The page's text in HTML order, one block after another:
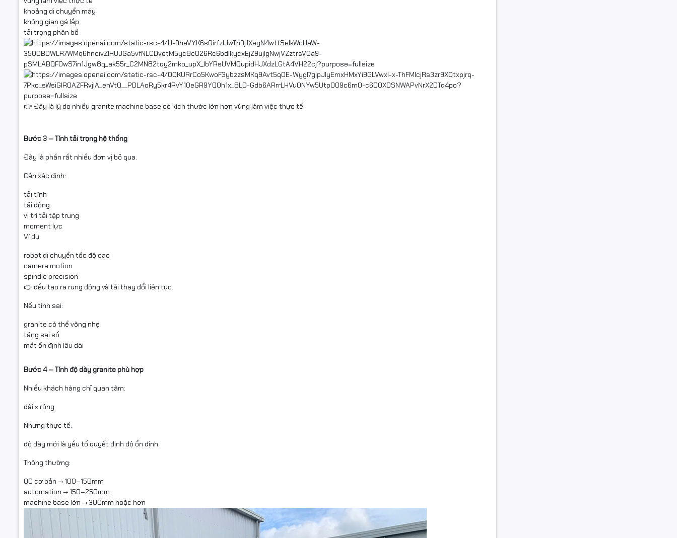
khoảng di chuyển máy
không gian gá lắp
tải trọng phân bố
👉 Đây là lý do nhiều granite machine base có kích thước lớn hơn vùng làm việc thực tế.
Bước 3 — Tính tải trọng hệ thống
Đây là phần rất nhiều đơn vị bỏ qua.
Cần xác định:
tải tĩnh
tải động
vị trí tải tập trung
moment lực
Ví dụ:
robot di chuyển tốc độ cao
camera motion
spindle precision
👉 đều tạo ra rung động và tải thay đổi liên tục.
Nếu tính sai:
granite có thể võng nhẹ
tăng sai số
mất ổn định lâu dài
Bước 4 — Tính độ dày granite phù hợp
Nhiều khách hàng chỉ quan tâm:
dài × rộng
Nhưng thực tế:
độ dày mới là yếu tố quyết định độ ổn định.
Thông thường:
QC cơ bản → 100–150mm
automation → 150–250mm
machine base lớn → 300mm hoặc hơn